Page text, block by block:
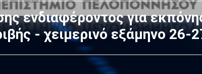
Γνώσης Χρήσης Η/Υ